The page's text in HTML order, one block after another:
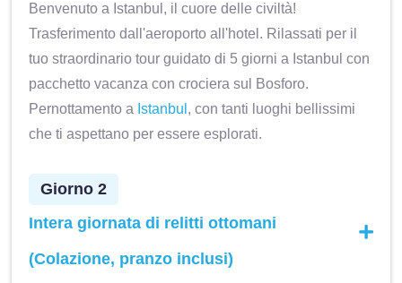
Benvenuto a Istanbul, il cuore delle civiltà!
Trasferimento dall'aeroporto all'hotel. Rilassati per il
tuo straordinario tour guidato di 5 giorni a Istanbul con
pacchetto vacanza con crociera sul Bosforo.
Pernottamento a Istanbul , con tanti luoghi bellissimi
che ti aspettano per essere esplorati.
Giorno 2
Intera giornata di relitti ottomani
(Colazione, pranzo inclusi)